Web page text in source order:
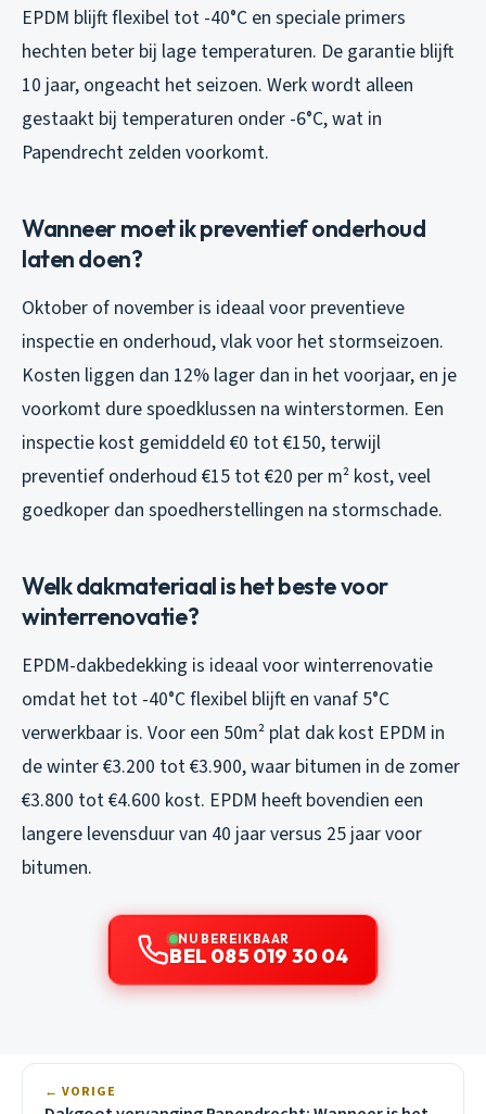
EPDM blijft flexibel tot -40°C en speciale primers
hechten beter bij lage temperaturen. De garantie blijft
10 jaar, ongeacht het seizoen. Werk wordt alleen
gestaakt bij temperaturen onder -6°C, wat in
Papendrecht zelden voorkomt.
Wanneer moet ik preventief onderhoud
laten doen?
Oktober of november is ideaal voor preventieve
inspectie en onderhoud, vlak voor het stormseizoen.
Kosten liggen dan 12% lager dan in het voorjaar, en je
voorkomt dure spoedklussen na winterstormen. Een
inspectie kost gemiddeld €0 tot €150, terwijl
preventief onderhoud €15 tot €20 per m² kost, veel
goedkoper dan spoedherstellingen na stormschade.
Welk dakmateriaal is het beste voor
winterrenovatie?
EPDM-dakbedekking is ideaal voor winterrenovatie
omdat het tot -40°C flexibel blijft en vanaf 5°C
verwerkbaar is. Voor een 50m² plat dak kost EPDM in
de winter €3.200 tot €3.900, waar bitumen in de zomer
€3.800 tot €4.600 kost. EPDM heeft bovendien een
langere levensduur van 40 jaar versus 25 jaar voor
bitumen.
NU BEREIKBAAR
BEL 085 019 30 04
← VORIGE